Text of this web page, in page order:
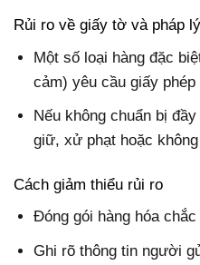
Rủi ro về giấy tờ và pháp lý
Một số loại hàng đặc
cảm) yêu cầu giấy
Nếu không chuẩn bị
giữ, xử phạt hoặc
Cách giảm thiểu rủi ro
Đóng gói hàng hóa
Ghi rõ thông tin người